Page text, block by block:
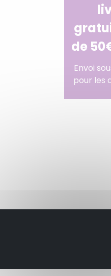
de
Envoi
pour les